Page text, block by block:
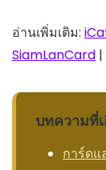
อ่านเพิ่มเติม:
SiamLanCard |
บทความที่
การ์ดแ